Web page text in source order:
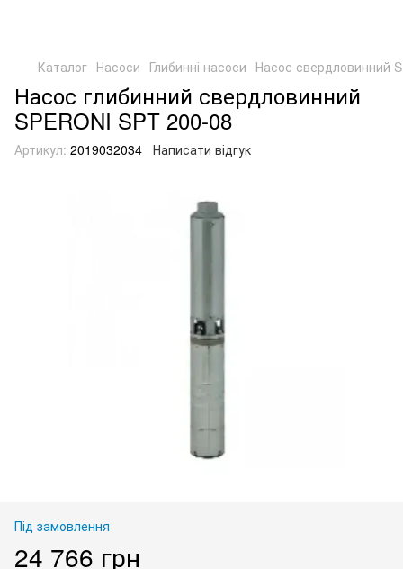
Каталог Насоси Глибинні насоси Насос свердловинний
Насос глибинний свердловинний
SPERONI SPT 200-08
Артикул: 2019032034 Написати відгук
Під замовлення
24 766 грн